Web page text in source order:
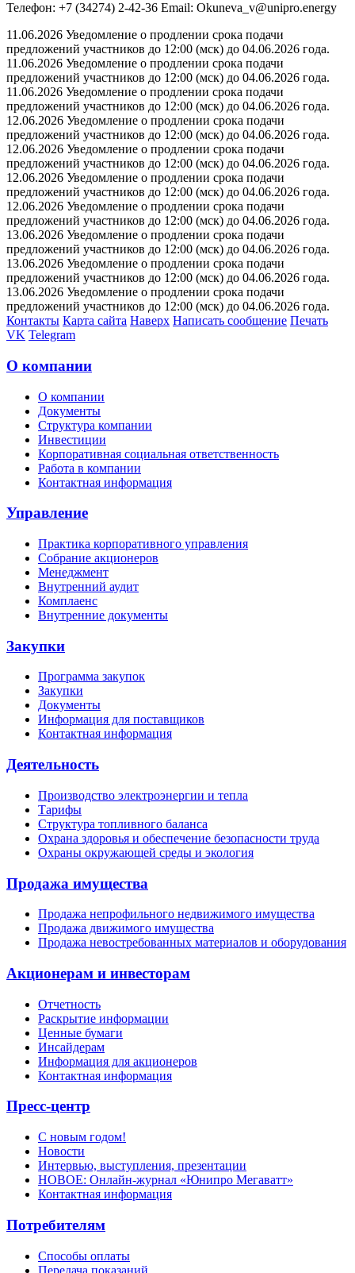
Телефон: +7 (34274) 2-42-36 Email: Okuneva_v@unipro.energy
11.06.2026 Уведомление о продлении срока подачи
предложений участников до 12:00 (мск) до 04.06.2026 года.
11.06.2026 Уведомление о продлении срока подачи
предложений участников до 12:00 (мск) до 04.06.2026 года.
11.06.2026 Уведомление о продлении срока подачи
предложений участников до 12:00 (мск) до 04.06.2026 года.
12.06.2026 Уведомление о продлении срока подачи
предложений участников до 12:00 (мск) до 04.06.2026 года.
12.06.2026 Уведомление о продлении срока подачи
предложений участников до 12:00 (мск) до 04.06.2026 года.
12.06.2026 Уведомление о продлении срока подачи
предложений участников до 12:00 (мск) до 04.06.2026 года.
12.06.2026 Уведомление о продлении срока подачи
предложений участников до 12:00 (мск) до 04.06.2026 года.
13.06.2026 Уведомление о продлении срока подачи
предложений участников до 12:00 (мск) до 04.06.2026 года.
13.06.2026 Уведомление о продлении срока подачи
предложений участников до 12:00 (мск) до 04.06.2026 года.
13.06.2026 Уведомление о продлении срока подачи
предложений участников до 12:00 (мск) до 04.06.2026 года.
Контакты Карта сайта Наверх Написать сообщение Печать
VK Telegram
О компании
О компании
Документы
Структура компании
Инвестиции
Корпоративная социальная ответственность
Работа в компании
Контактная информация
Управление
Практика корпоративного управления
Собрание акционеров
Менеджмент
Внутренний аудит
Комплаенс
Внутренние документы
Закупки
Программа закупок
Закупки
Документы
Информация для поставщиков
Контактная информация
Деятельность
Производство электроэнергии и тепла
Тарифы
Структура топливного баланса
Охрана здоровья и обеспечение безопасности труда
Охраны окружающей среды и экология
Продажа имущества
Продажа непрофильного недвижимого имущества
Продажа движимого имущества
Продажа невостребованных материалов и оборудования
Акционерам и инвесторам
Отчетность
Раскрытие информации
Ценные бумаги
Инсайдерам
Информация для акционеров
Контактная информация
Пресс-центр
С новым годом!
Новости
Интервью, выступления, презентации
НОВОЕ: Онлайн-журнал «Юнипро Мегаватт»
Контактная информация
Потребителям
Способы оплаты
Передача показаний